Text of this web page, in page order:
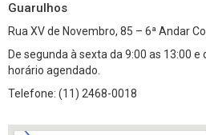
Guarulhos
Rua XV de Novembro, 85 – 6ª Andar
De segunda à sexta da 9:00 as 13:00 e
horário agendado.
Telefone: (11) 2468-0018